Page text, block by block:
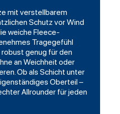
mit verstellbarem
Schutz vor Wind
weiche Fleece-
Tragegefühl
genug für den
an Weichheit oder
Ob als Schicht unter
Oberteil –
Allrounder für jeden